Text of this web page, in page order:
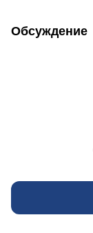
Обсуждение